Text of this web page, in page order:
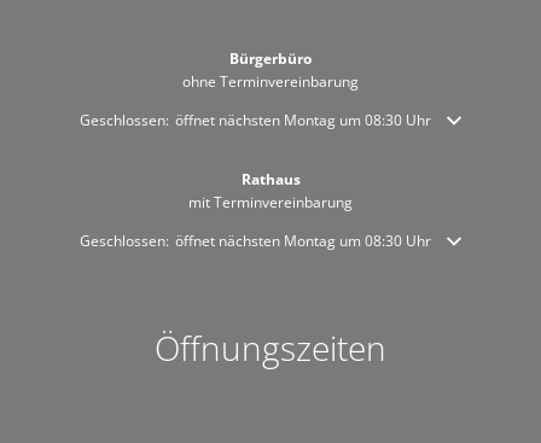
Bürgerbüro
ohne Terminvereinbarung
Klicken, um weitere Öffnungs- oder Schließzeiten auszublenden
Geschlossen: öffnet nächsten Montag um 08:30 Uhr
Rathaus
mit Terminvereinbarung
Klicken, um weitere Öffnungs- oder Schließzeiten auszublenden
Geschlossen: öffnet nächsten Montag um 08:30 Uhr
Öffnungszeiten